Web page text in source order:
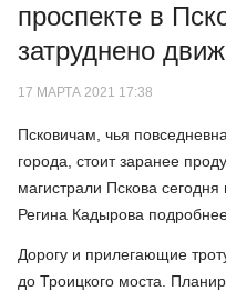
проспекте в
затруднено
17 МАРТА 2021 17:38
Псковичам, чья
города, стоит заранее
магистрали Пскова
Регина Кадырова
Дорогу и прилегающие
до Троицкого моста.